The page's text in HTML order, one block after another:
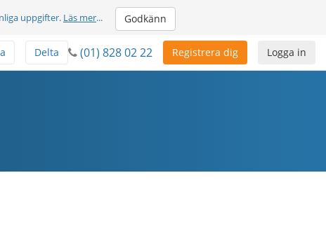
uppgifter. Läs mer... Godkänn
Logga in
Registrera dig
(01) 828 02 22
Delta